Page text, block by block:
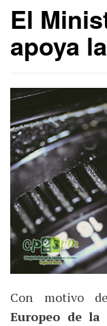
El
apoya
Con motivo
Europeo de la